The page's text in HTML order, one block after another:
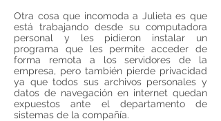
Otra cosa que incomoda a Julieta es que
está trabajando desde su computadora
personal y les pidieron instalar un
programa que les permite acceder de
forma remota a los servidores de la
empresa, pero también pierde privacidad
ya que todos sus archivos personales y
datos de navegación en internet quedan
expuestos ante el departamento de
sistemas de la compañía.